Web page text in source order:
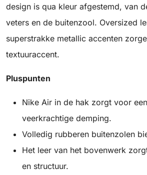
design is qua kleur afgestemd, van
veters en de buitenzool. Oversized
superstrakke metallic accenten
textuuraccent.
Pluspunten
Nike Air in de hak zorgt voor
veerkrachtige demping.
Volledig rubberen buitenzolen
Het leer van het bovenwerk
en structuur.